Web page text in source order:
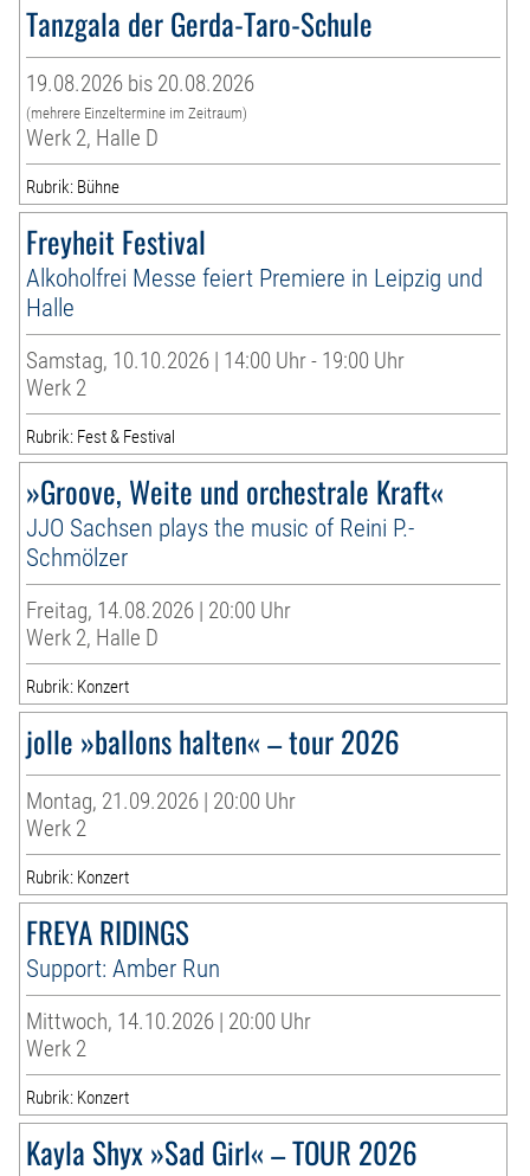
Tanzgala der Gerda-Taro-Schule
19.08.2026 bis 20.08.2026
(mehrere Einzeltermine im Zeitraum)
Werk 2, Halle D
Rubrik: Bühne
Freyheit Festival
Alkoholfrei Messe feiert Premiere in Leipzig und
Halle
Samstag, 10.10.2026 | 14:00 Uhr - 19:00 Uhr
Werk 2
Rubrik: Fest & Festival
»Groove, Weite und orchestrale Kraft«
JJO Sachsen plays the music of Reini P.-
Schmölzer
Freitag, 14.08.2026 | 20:00 Uhr
Werk 2, Halle D
Rubrik: Konzert
jolle »ballons halten« – tour 2026
Montag, 21.09.2026 | 20:00 Uhr
Werk 2
Rubrik: Konzert
FREYA RIDINGS
Support: Amber Run
Mittwoch, 14.10.2026 | 20:00 Uhr
Werk 2
Rubrik: Konzert
Kayla Shyx »Sad Girl« – TOUR 2026